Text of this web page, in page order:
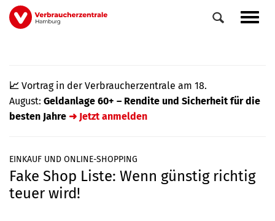
Direkt
zum
📈 Vortrag in der Verbraucherzentrale am 18.
August: Geldanlage 60+ – Rendite und Sicherheit für die
besten Jahre ➜ Jetzt anmelden
Veranstaltungen
0
EINKAUF UND ONLINE-SHOPPING
Fake Shop Liste: Wenn günstig richtig
teuer wird!